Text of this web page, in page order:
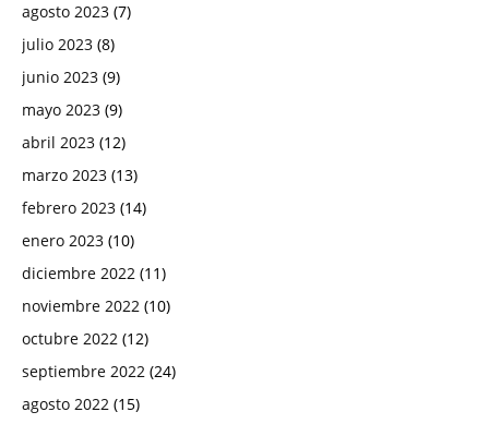
agosto 2023 (7)
julio 2023 (8)
junio 2023 (9)
mayo 2023 (9)
abril 2023 (12)
marzo 2023 (13)
febrero 2023 (14)
enero 2023 (10)
diciembre 2022 (11)
noviembre 2022 (10)
octubre 2022 (12)
septiembre 2022 (24)
agosto 2022 (15)